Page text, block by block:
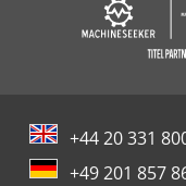
+44 20 331
+49 201 857